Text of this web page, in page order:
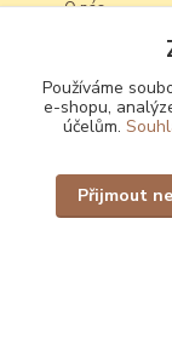
O nás
Obchodní
Ochrana
Kontakty
Certifikát
Proč
Originální
Používáme
e-shopu,
účelům.
Přijmout